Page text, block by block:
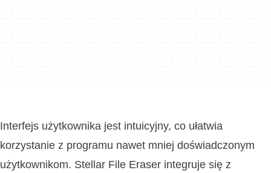
Interfejs użytkownika jest intuicyjny, co ułatwia
korzystanie z programu nawet mniej doświadczonym
użytkownikom. Stellar File Eraser integruje się z